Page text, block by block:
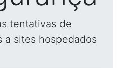
tentativas de
a sites hospedados